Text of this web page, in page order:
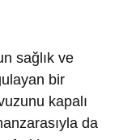
sağlık ve
bir
kapalı
da